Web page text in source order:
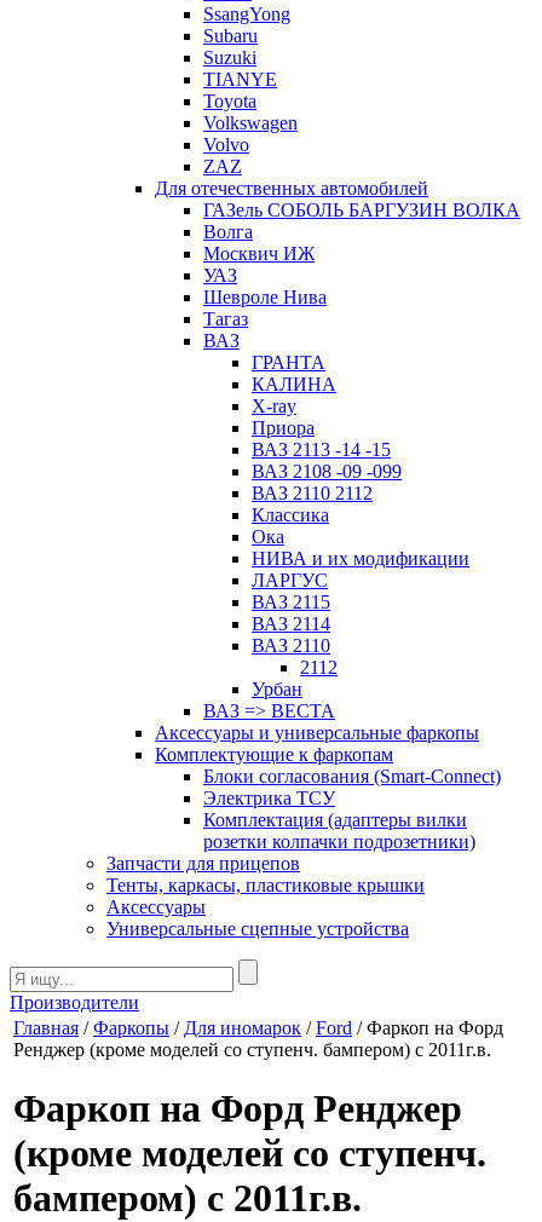
SsangYong
Subaru
Suzuki
TIANYE
Toyota
Volkswagen
Volvo
ZAZ
Для отечественных автомобилей
ГАЗель СОБОЛЬ БАРГУЗИН ВОЛКА
Волга
Москвич ИЖ
УАЗ
Шевроле Нива
Тагаз
ВАЗ
ГРАНТА
КАЛИНА
X-ray
Приора
ВАЗ 2113 -14 -15
ВАЗ 2108 -09 -099
ВАЗ 2110 2112
Классика
Ока
НИВА и их модификации
ЛАРГУС
ВАЗ 2115
ВАЗ 2114
ВАЗ 2110
2112
Урбан
ВАЗ => ВЕСТА
Аксессуары и универсальные фаркопы
Комплектующие к фаркопам
Блоки согласования (Smart-Connect)
Электрика ТСУ
Комплектация (адаптеры вилки
розетки колпачки подрозетники)
Запчасти для прицепов
Тенты, каркасы, пластиковые крышки
Аксессуары
Универсальные сцепные устройства
Производители
Главная /Фаркопы / Для иномарок /Ford / Фаркоп на Форд
Ренджер (кроме моделей со ступенч. бампером) с 2011г.в.
Фаркоп на Форд Ренджер
(кроме моделей со ступенч.
бампером) с 2011г.в.